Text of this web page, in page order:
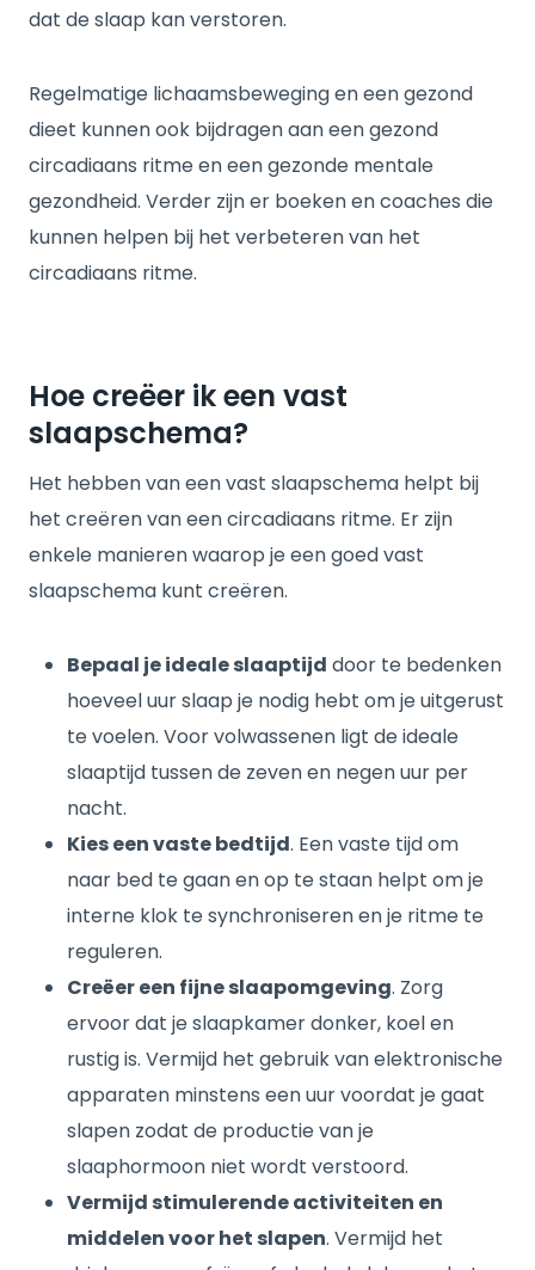
dat de slaap kan verstoren.
Regelmatige lichaamsbeweging en een gezond
dieet kunnen ook bijdragen aan een gezond
circadiaans ritme en een gezonde mentale
gezondheid. Verder zijn er boeken en coaches die
kunnen helpen bij het verbeteren van het
circadiaans ritme.
Hoe creëer ik een vast
slaapschema?
Het hebben van een vast slaapschema helpt bij
het creëren van een circadiaans ritme. Er zijn
enkele manieren waarop je een goed vast
slaapschema kunt creëren.
Bepaal je ideale slaaptijd door te bedenken
hoeveel uur slaap je nodig hebt om je uitgerust
te voelen. Voor volwassenen ligt de ideale
slaaptijd tussen de zeven en negen uur per
nacht.
Kies een vaste bedtijd. Een vaste tijd om
naar bed te gaan en op te staan helpt om je
interne klok te synchroniseren en je ritme te
reguleren.
Creëer een fijne slaapomgeving. Zorg
ervoor dat je slaapkamer donker, koel en
rustig is. Vermijd het gebruik van elektronische
apparaten minstens een uur voordat je gaat
slapen zodat de productie van je
slaaphormoon niet wordt verstoord.
Vermijd stimulerende activiteiten en
middelen voor het slapen. Vermijd het